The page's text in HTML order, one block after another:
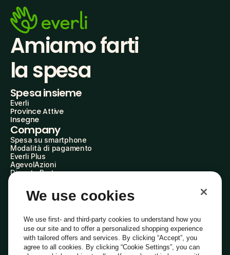
Amiamo farti
la spesa
Spesa insieme
Everli
Province Attive
Insegne
Company
Spesa su smartphone
Modalità di pagamento
Everli Plus
AgevolAzioni
Diventa Partner
Everli Shoppers
About Us
Everli News
Domande frequenti
Lavora con noi
Diventa Shopper
Investitori
We use cookies
We use first- and third-party cookies to understand how you
use our site and to offer a personalized shopping experience
with tailored offers and services. By clicking “Accept”, you
agree to all cookies. By clicking “Cookie Settings”, you can